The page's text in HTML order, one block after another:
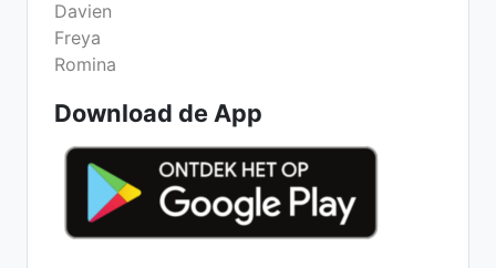
Davien
Freya
Romina
Download de App